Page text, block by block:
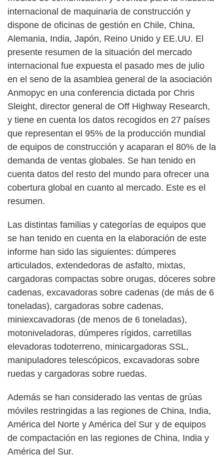
internacional de maquinaria de construcción y
dispone de oficinas de gestión en Chile, China,
Alemania, India, Japón, Reino Unido y EE.UU. El
presente resumen de la situación del mercado
internacional fue expuesta el pasado mes de julio
en el seno de la asamblea general de la asociación
Anmopyc en una conferencia dictada por Chris
Sleight, director general de Off Highway Research,
y tiene en cuenta los datos recogidos en 27 países
que representan el 95% de la producción mundial
de equipos de construcción y acaparan el 80% de la
demanda de ventas globales. Se han tenido en
cuenta datos del resto del mundo para ofrecer una
cobertura global en cuanto al mercado. Este es el
resumen.
Las distintas familias y categorías de equipos que
se han tenido en cuenta en la elaboración de este
informe han sido las siguientes: dúmperes
articulados, extendedoras de asfalto, mixtas,
cargadoras compactas sobre orugas, dóceres sobre
cadenas, excavadoras sobre cadenas (de más de 6
toneladas), cargadoras sobre cadenas,
miniexcavadoras (de menos de 6 toneladas),
motoniveladoras, dúmperes rígidos, carretillas
elevadoras todoterreno, minicargadoras SSL,
manipuladores telescópicos, excavadoras sobre
ruedas y cargadoras sobre ruedas.
Además se han considerado las ventas de grúas
móviles restringidas a las regiones de China, India,
América del Norte y América del Sur y de equipos
de compactación en las regiones de China, India y
América del Sur.